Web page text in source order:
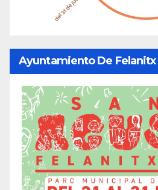
Ayuntamiento De Felanitx